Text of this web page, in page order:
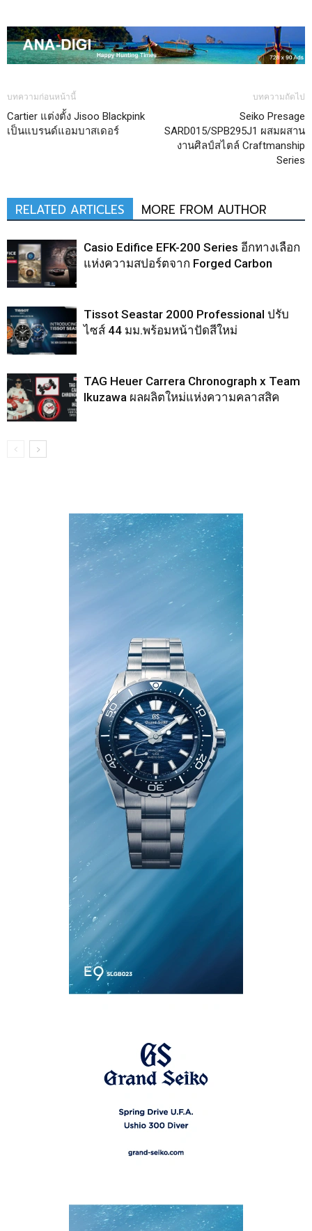
บทความก่อนหน้านี้
Cartier แต่งตั้ง Jisoo Blackpink
เป็นแบรนด์แอมบาสเดอร์
บทความถัดไป
Seiko Presage
SARD015/SPB295J1 ผสมผสาน
งานศิลป์สไตล์ Craftmanship
Series
RELATED ARTICLES MORE FROM AUTHOR
Casio Edifice EFK-200 Series อีกทางเลือก
แห่งความสปอร์ตจาก Forged Carbon
Tissot Seastar 2000 Professional ปรับ
ไซส์ 44 มม.พร้อมหน้าปัดสีใหม่
TAG Heuer Carrera Chronograph x Team
Ikuzawa ผลผลิตใหม่แห่งความคลาสสิค